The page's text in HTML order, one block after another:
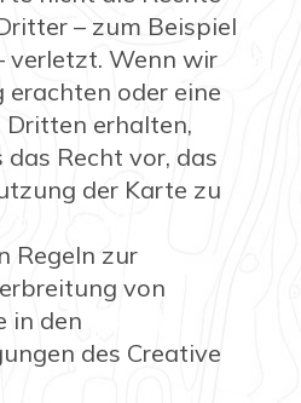
– zum Beispiel
verletzt. Wenn wir
oder eine
Dritten erhalten,
Recht vor, das
der Karte zu
Regeln zur
von
in den
des Creative